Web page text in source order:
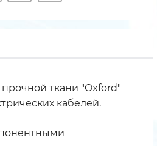
ткани "Oxford"
кабелей.